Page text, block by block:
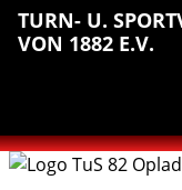
Sprungmarken
Inhalt
anspringen
Hauptnavigation
anspringen
Abteilungsnavigation
anspringen
Fußbereich
anspringen
TURN- U.
VON 1882 E.V.